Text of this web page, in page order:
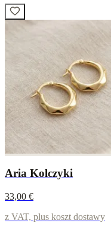
Aria Kolczyki
33,00 €
z VAT, plus koszt dostawy